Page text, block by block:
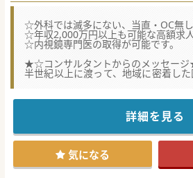
☆外科では滅多にない、当直・OC無
☆年収2,000万円以上も可能な高額求
☆内視鏡専門医の取得が可能です。
★☆コンサルタントからのメッセー
半世紀以上に渡って、地域に密着し
た。
休日の対応がありません。
患者様の来院が多い日中に、医師が
体制が整えられています。
JR中央線の快特のご利用で、都内か
都内から通勤されている先生もいらっ
外科の医師体制は常勤医師3名、非常
#春入職可 #秋入職可
詳細を見る
気になる